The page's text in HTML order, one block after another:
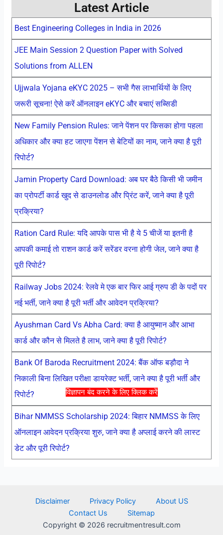
विज्ञापन बंद करने के लिए क्लिक करें
Latest Article
Best Engineering Colleges in India in 2026
JEE Main Session 2 Question Paper with Solved
Solutions from ALLEN
Ujjwala Yojana eKYC 2025 – सभी गैस लाभार्थियों के लिए
जरूरी सूचना! ऐसे करें ऑनलाइन eKYC और बचाएं सब्सिडी
New Family Pension Rules: जाने पेंशन पर किसका होगा पहला
अधिकार और क्या हट जाएगा पेंशन से बेटियों का नाम, जाने क्या है पूरी
रिपोर्ट?
Jamin Property Card Download: अब घर बैठे किसी भी जमीन
का प्रोपर्टी कार्ड खुद से डाउनलोड और प्रिंट करें, जाने क्या है पूरी
प्रक्रिया?
Ration Card Rule: यदि आपके पास भी है ये 5 चीजें या इतनी है
आपकी कमाई तो राशन कार्ड करें सरेंडर वरना होगी जेल, जाने क्या है
पूरी रिपोर्ट?
Railway Jobs 2024: रेलवे मे एक बार फिर आई ग्रुप डी के पदों पर
नई भर्ती, जाने क्या है पूरी भर्ती और आवेदन प्रक्रिया?
Ayushman Card Vs Abha Card: क्या है आयुष्मान और आभा
कार्ड और कौन से मिलते है लाभ, जाने क्या है पूरी रिपोर्ट?
Bank Of Baroda Recruitment 2024: बैंक ऑफ बड़ौदा ने
निकाली बिना लिखित परीक्षा डायरेक्ट भर्ती, जाने क्या है पूरी भर्ती और
रिपोर्ट?
Bihar NMMSS Scholarship 2024: बिहार NMMSS के लिए
ऑनलाइन आवेदन प्रक्रिया शुरु, जाने क्या है अप्लाई करने की लास्ट
डेट और पूरी रिपोर्ट?
Disclaimer Privacy Policy
About US
Contact Us
Sitemap
Copyright © 2026 recruitmentresult.com